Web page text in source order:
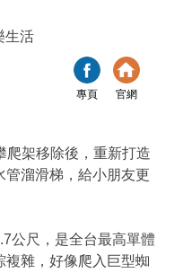
生活
專頁 官網
爬架移除後，重新打造
管溜滑梯，給小朋友更
公尺，是全台最高單體
複雜，好像爬入巨型蜘